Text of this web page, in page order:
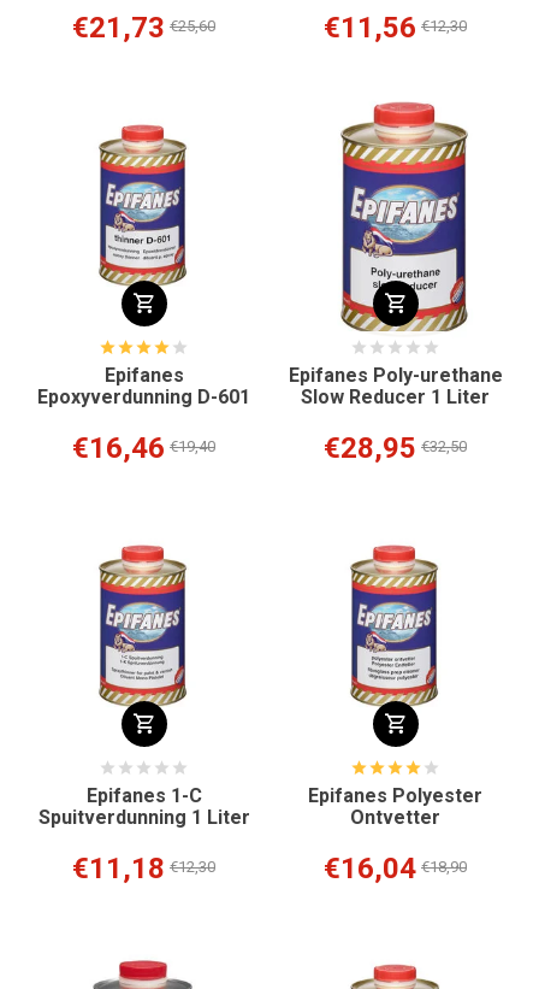
€21,73 €25,60 €11,56 €12,30
Epifanes
Epoxyverdunning D-601
€16,46 €19,40
Epifanes Poly-urethane
Slow Reducer 1 Liter
€28,95 €32,50
Epifanes 1-C
Spuitverdunning 1 Liter
€11,18 €12,30
Epifanes Polyester
Ontvetter
€16,04 €18,90